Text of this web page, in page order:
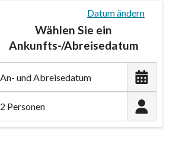
Datum ändern
Wählen Sie ein
Ankunfts-/Abreisedatum
2 Personen